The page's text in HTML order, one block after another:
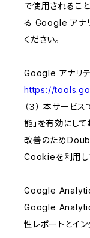
で使用されるこ
る Google アナ
ください。
Google アナリテ
https://
（３） 本サー
能」を有効にし
改善のため
Cookieを利用し
Google
Google
性レポートとイ